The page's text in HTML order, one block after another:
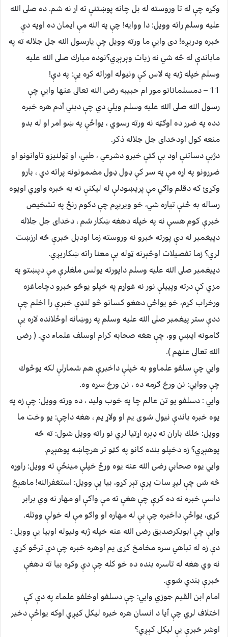
وكړه چې له تا وروسته له بل چانه پوښتنې ته اړ نه شم. ده صلى الله
عليه وسلم راته وويل: دا ووايه! چې په الله مې ايمان ده اوپه دې
خبره ودريږه! دى وايي ما ورته وويل چې يارسول الله جل جلاله ته په
ماباندې له څه شي نه زيات وېرېږي؟نوده مبارك صلى الله عليه
وسلم خپله ژبه په لاس كې ونيوله اوراته كړه يې: په دې!
11 – دمسلمانانو مور ام حبيبه رضى الله تعالى عنها وايي چې
رسول الله صلى الله عليه وسلم ويلي دي چې دبني اّدم هره خبره
دده په ضرر ده اوګټه نه ورته رسوي ، يواځې په ښو امر او له بدو
منعه كول اودخداى جل جلاله ذكر.
دژبې دساتنې اود بې ګټې خبرو دشرعي ، طبي، او ټولنيزو تاوانونو او
ضررونو په اړه مې په سر كې ډول ډول مضمونونه پراته دي ، بارو
وكړئ كه دقلم واګي مې پريښودلې له ليكنې نه به خبره واوړي اويوه
رساله به ځنې تياره شي، خو ويريږم چې دكوم رنځ په تشخيص
خبرې كوم هسې نه په خپله دهغه ښكار شم ، دخداى جل جلاله
دپيغمبر له دې پورته خبرو نه وروسته زما اودبل خبرې څه ارزښت
لري؟ زما تفصيلات اوڅېړنه ټوله بې معنا راته ښكاريږي.
دپيغمبر صلى الله عليه وسلم داپورته يولس ملغلرې مې دپښتو په
مزي كې درته وپييلې نور نه غواړم په خپلو يوڅو خبرو دچاماغزه
ورخراب كړم، خو يواځې دهغو كسانو څو لنډې خبرې را اخلم چې
ددې ستر پيغمبر صلى الله عليه وسلم په روښانه اوځلانده لاره يې
ګامونه ايښي وو، چې هغه صحابه كرام اوسلف علماء دي. ( رضى
الله تعالى عنهم ).
وايي چې سلفو علماوو به خپلې داخبرې هم شمارلې لكه يوڅوك
چې ووايي: نن ورځ ګرمه ده ، نن ورځ سړه وه.
وايي : دسلفو يو تن عالم چا په خوب وليد ، ده ورته وويل: چې زه په
يوه خبره باندې نيول شوى يم او ولاړ يم ، هغه داچې: يو وخت ما
وويل: خلك باران ته ډېره اړتيا لري نو راته وويل شول: ته څه
پوهېږي؟ زه دخپلو بنده ګانو په ګټو تر هرچاښه پوهېږم.
وايي يوه صحابي رضى الله عنه يوه ورځ خپلې مينځې ته وويل: راوړه
څه شى چې ليږ سات پرې تېر كړو، بيا يې وويل: استغفرالله! ماهېڅ
داسې خبره نه ده كړې چې هغې ته مې واګې او مهار نه وي برابر
كړى، يواځې داخبره چې بې له مهاره او واګو مې له خولې ووتله.
وايې چې ابوبكرصديق رضى الله عنه خپله ژبه ونيوله اوبيا يې وويل :
دې زه له تباهي سره مخامخ كړى يم اوهره خبره چې دې ترڅو كړي
نه وي هغه له تاسره بنده ده خو كله چې دې وكړه بيا ته دهغې
خبرې بندي شوې.
امام ابن القيم جوزي وايي: چې دسلفو اوخلفو علماء په دې كې
اختلاف لري چې اّيا د انسان هره خبره ليكل كيږي اوكه يواځې دخير
اوشر خبرې يې ليكل كېږي؟